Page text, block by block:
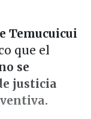
Temucuicui
que el
se
justicia